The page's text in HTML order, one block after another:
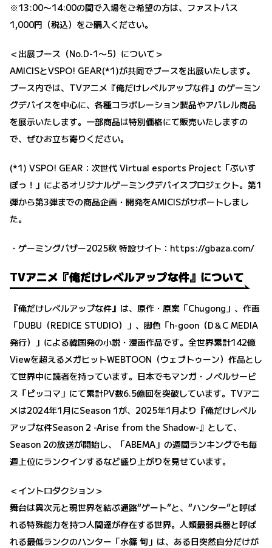
※13:00〜14:00の間で入場をご希望の方は、ファストパス
1,000円（税込）をご購入ください。
＜出展ブース（No.D-1〜5）について＞
AMICISとVSPO! GEAR(*1)が共同でブースを出展いたします。
ブース内では、TVアニメ『俺だけレベルアップな件』のゲーミン
グデバイスを中心に、各種コラボレーション製品やアパレル商品
を展示いたします。一部商品は特別価格にて販売いたしますの
で、ぜひお立ち寄りください。
(*1) VSPO! GEAR：次世代 Virtual esports Project「ぶいす
ぽっ！」によるオリジナルゲーミングデバイスプロジェクト。第1
弾から第3弾までの商品企画・開発をAMICISがサポートしまし
た。
・ゲーミングバザー2025秋 特設サイト： https://gbaza.com/
TVアニメ『俺だけレベルアップな件』について
『俺だけレベルアップな件』は、原作・原案「Chugong」、作画
「DUBU（REDICE STUDIO）」、脚色「h-goon（D＆C MEDIA
発行）」による韓国発の小説・漫画作品です。全世界累計142億
Viewを超えるメガヒットWEBTOON（ウェブトゥーン）作品とし
て世界中に読者を持っています。日本でもマンガ・ノベルサービ
ス「ピッコマ」にて累計PV数6.5億回を突破しています。TVアニ
メは2024年1月にSeason 1が、2025年1月より『俺だけレベル
アップな件Season 2 -Arise from the Shadow-』として、
Season 2の放送が開始し、「ABEMA」の週間ランキングでも毎
週上位にランクインするなど盛り上がりを見せています。
＜イントロダクション＞
舞台は異次元と現世界を結ぶ通路“ゲート”と、“ハンター”と呼ば
れる特殊能力を持つ人間達が存在する世界。人類最弱兵器と呼ば
れる最低ランクのハンター「水篠 旬」は、ある日突然自分だけが